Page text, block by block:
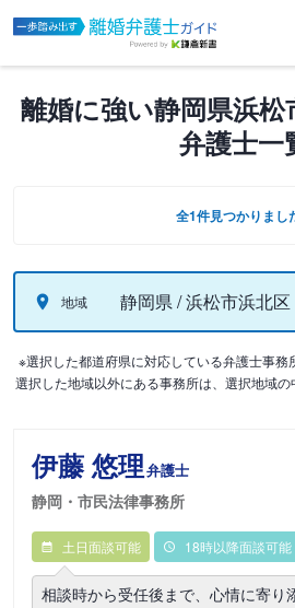
離婚に強い静岡県浜
弁護士一
全1件見つかりまし
地域 静岡県 / 浜松市浜北区
※選択した都道府県に対応している弁護士事
選択した地域以外にある事務所は、選択地域の
伊藤 悠理弁護士
静岡・市民法律事務所
土日面談可能 18時以降面談可能
相談時から受任後まで、心情に寄り